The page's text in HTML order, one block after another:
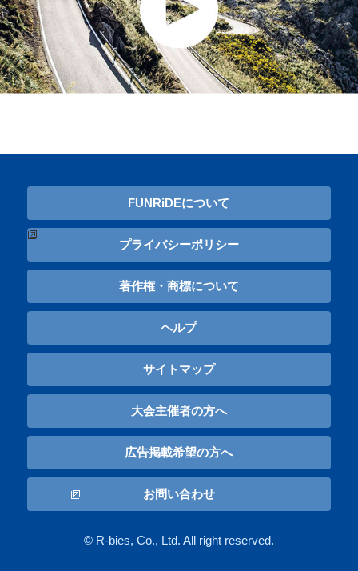
FUNRiDEについて
プライバシーポリシー
著作権・商標について
ヘルプ
サイトマップ
大会主催者の方へ
広告掲載希望の方へ
お問い合わせ
© R-bies, Co., Ltd. All right reserved.